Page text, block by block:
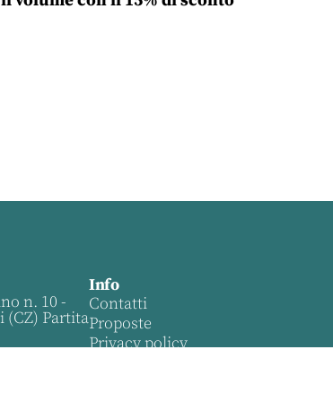
n. 10 -
(CZ) Partita
Info
Contatti
Proposte
Privacy policy